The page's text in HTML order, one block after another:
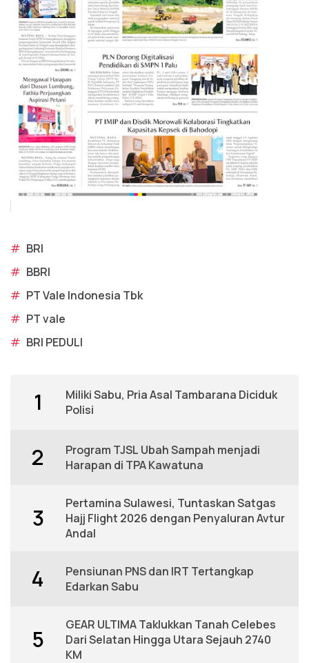
# BRI
# BBRI
# PT Vale Indonesia Tbk
# PT vale
# BRI PEDULI
1
Miliki Sabu, Pria Asal Tambarana Diciduk
Polisi
2
Program TJSL Ubah Sampah menjadi
Harapan di TPA Kawatuna
3
Pertamina Sulawesi, Tuntaskan Satgas
Hajj Flight 2026 dengan Penyaluran Avtur
Andal
4
Pensiunan PNS dan IRT Tertangkap
Edarkan Sabu
5
GEAR ULTIMA Taklukkan Tanah Celebes
Dari Selatan Hingga Utara Sejauh 2740
KM